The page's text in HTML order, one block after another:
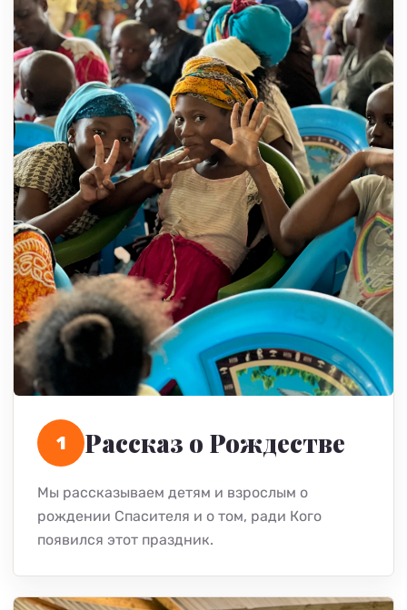
1 Рассказ о Рождестве
Мы рассказываем детям и взрослым о
рождении Спасителя и о том, ради Кого
появился этот праздник.